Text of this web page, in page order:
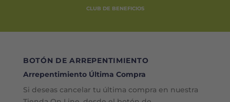
CLUB DE BENEFICIOS
BOTÓN DE ARREPENTIMIENTO
Arrepentimiento Última Compra
Si deseas cancelar tu última compra en nuestra